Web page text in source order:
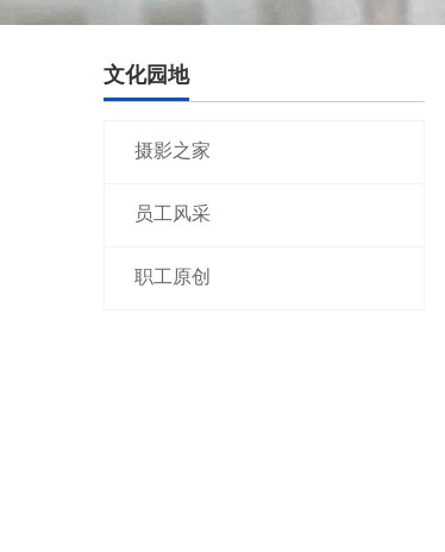
文化园地
摄影之家
员工风采
职工原创